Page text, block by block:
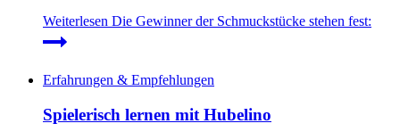
Weiterlesen Die Gewinner der Schmuckstücke stehen fest:
Erfahrungen & Empfehlungen
Spielerisch lernen mit Hubelino